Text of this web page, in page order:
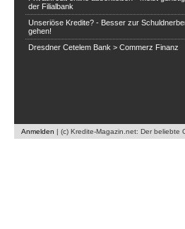
der Filialbank
Unseriöse Kredite? - Besser zur
gehen!
Dresdner Cetelem Bank > Commerz Finanz
Anmelden | (c) Kredite-Magazin.net: Der beliebte